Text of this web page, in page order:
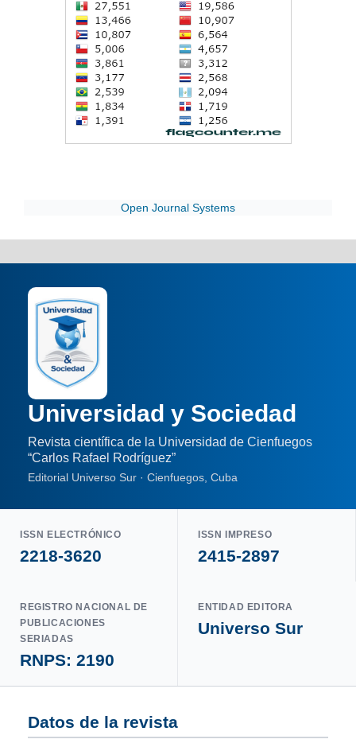
Open Journal Systems
Universidad y Sociedad
Revista científica de la Universidad de Cienfuegos
“Carlos Rafael Rodríguez”
Editorial Universo Sur · Cienfuegos, Cuba
ISSN ELECTRÓNICO
2218-3620
ISSN IMPRESO
2415-2897
REGISTRO NACIONAL DE
PUBLICACIONES
SERIADAS
RNPS: 2190
ENTIDAD EDITORA
Universo Sur
Datos de la revista